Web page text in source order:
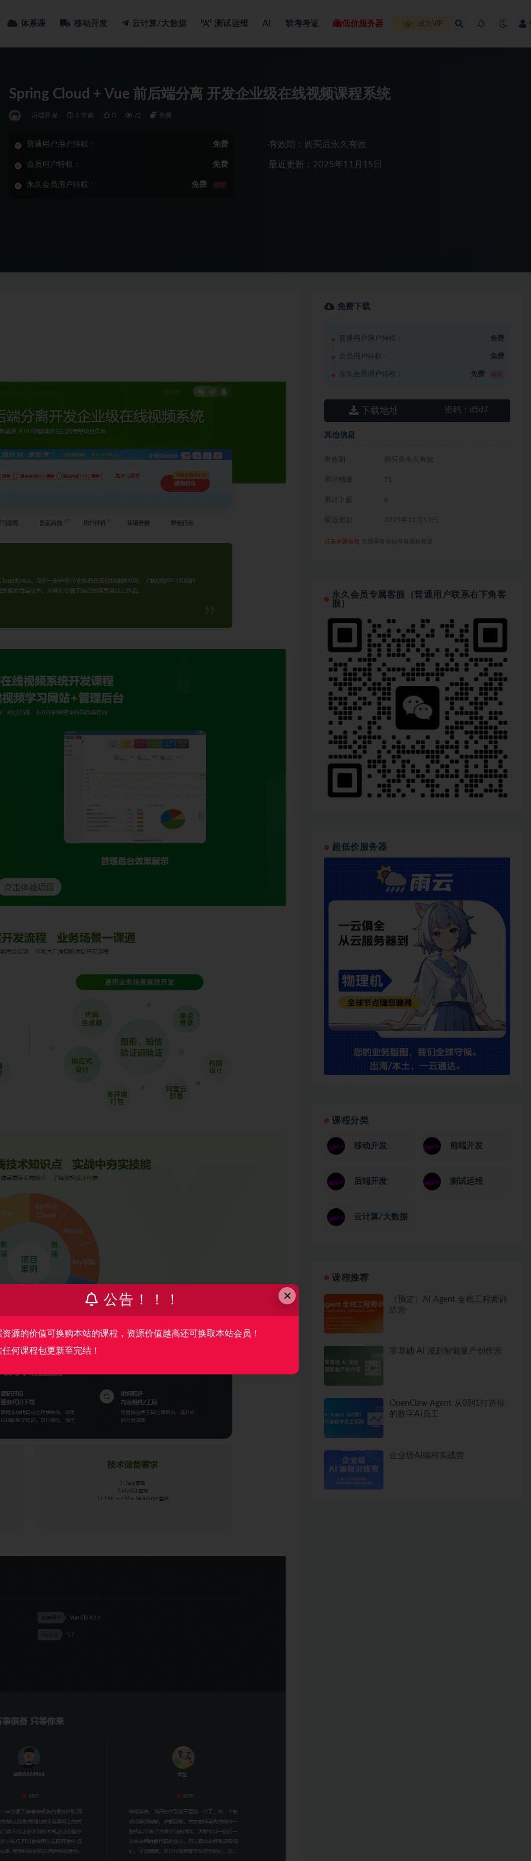
体系课 移动开发 云计算/大数据 测试运维 AI 软考考证 低价服务器 成为VIP
Spring Cloud + Vue 前后端分离 开发企业级在线视频课程系统
后端开发 3 年前 0 72 免费
普通用户用户特权： 免费
会员用户特权： 免费
永久会员用户特权： 免费 推荐
有效期：购买后永久有效
最近更新：2025年11月15日
免费下载
普通用户用户特权： 免费
会员用户特权： 免费
永久会员用户特权： 免费
下载地址 密码： d5d7
其他信息
有效期 购买后永久有效
累计销量 71
累计下载 8
最近更新 2025年11月15日
点击开通会员 免费享有本站所有课程资源
永久会员专属客服（普通用户联系右下角客
服）
超低价服务器
课程分类
移动开发 前端开发
后端开发 测试运维
云计算/大数据
课程推荐
（预定）AI Agent 全栈工程师训
练营
零基础 AI 漫剧智能量产创作营
OpenClaw Agent 从0到1打造你
的数字AI员工
企业级AI编程实战营
×
公告！！！
资源的价值可换购本站的课程，资源价值越高还可换取本站会员！
任何课程包更新至完结！